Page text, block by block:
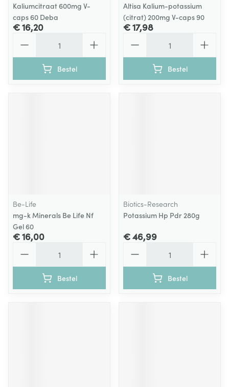
Kaliumcitraat 600mg V-
caps 60 Deba
€ 16,20
Bestel
Altisa Kalium-potassium
(citrat) 200mg V-caps 90
€ 17,98
Bestel
Be-Life
mg-k Minerals Be Life Nf
Gel 60
€ 16,00
Bestel
Biotics-Research
Potassium Hp Pdr 280g
€ 46,99
Bestel